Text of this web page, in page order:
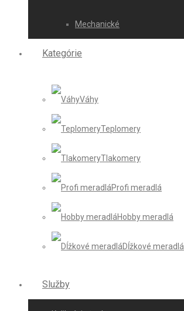
Mechanické
Kategórie
Váhy
Teplomery
Tlakomery
Profi meradlá
Hobby meradlá
Dĺžkové meradlá
Služby